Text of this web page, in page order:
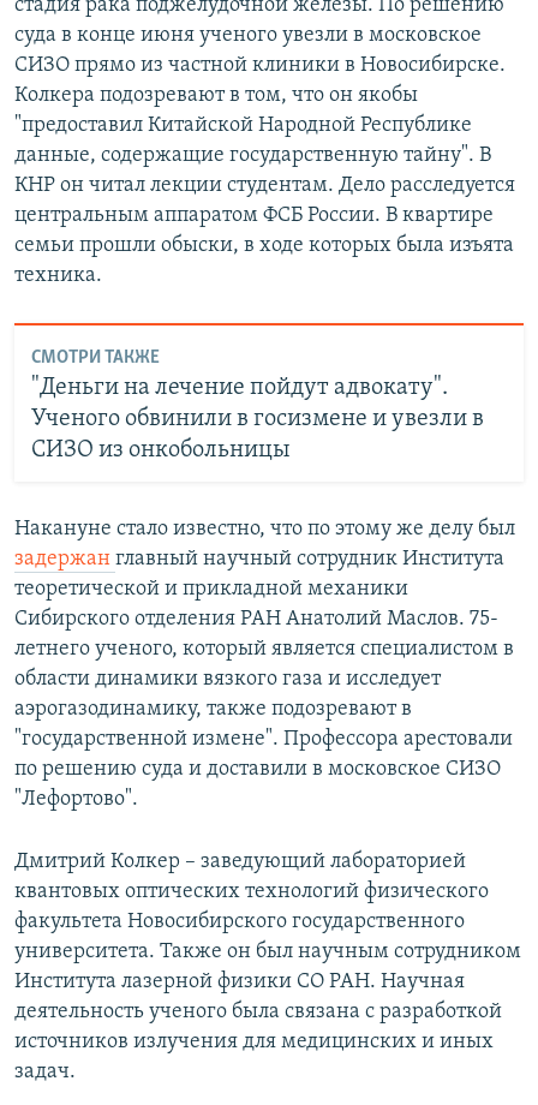
стадия рака поджелудочной железы. По решению
суда в конце июня ученого увезли в московское
СИЗО прямо из частной клиники в Новосибирске.
Колкера подозревают в том, что он якобы
"предоставил Китайской Народной Республике
данные, содержащие государственную тайну". В
КНР он читал лекции студентам. Дело расследуется
центральным аппаратом ФСБ России. В квартире
семьи прошли обыски, в ходе которых была изъята
техника.
СМОТРИ ТАКЖЕ
"Деньги на лечение пойдут адвокату".
Ученого обвинили в госизмене и увезли в
СИЗО из онкобольницы
Накануне стало известно, что по этому же делу был
задержан главный научный сотрудник Института
теоретической и прикладной механики
Сибирского отделения РАН Анатолий Маслов. 75-
летнего ученого, который является специалистом в
области динамики вязкого газа и исследует
аэрогазодинамику, также подозревают в
"государственной измене". Профессора арестовали
по решению суда и доставили в московское СИЗО
"Лефортово".
Дмитрий Колкер – заведующий лабораторией
квантовых оптических технологий физического
факультета Новосибирского государственного
университета. Также он был научным сотрудником
Института лазерной физики СО РАН. Научная
деятельность ученого была связана с разработкой
источников излучения для медицинских и иных
задач.